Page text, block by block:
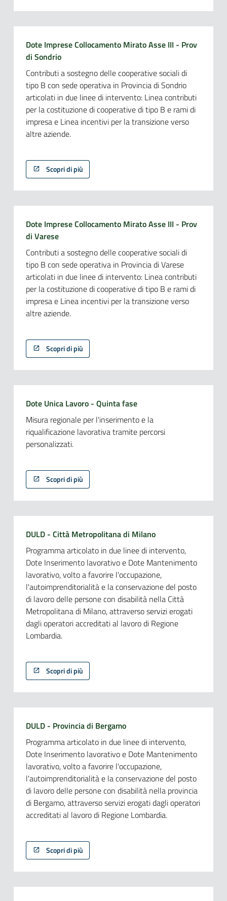
Dote Imprese Collocamento Mirato Asse III - Prov
di Sondrio
Contributi a sostegno delle cooperative sociali di
tipo B con sede operativa in Provincia di Sondrio
articolati in due linee di intervento: Linea contributi
per la costituzione di cooperative di tipo B e rami di
impresa e Linea incentivi per la transizione verso
altre aziende.
Scopri di più
Dote Imprese Collocamento Mirato Asse III - Prov
di Varese
Contributi a sostegno delle cooperative sociali di
tipo B con sede operativa in Provincia di Varese
articolati in due linee di intervento: Linea contributi
per la costituzione di cooperative di tipo B e rami di
impresa e Linea incentivi per la transizione verso
altre aziende.
Scopri di più
Dote Unica Lavoro - Quinta fase
Misura regionale per l'inserimento e la
riqualificazione lavorativa tramite percorsi
personalizzati.
Scopri di più
DULD - Città Metropolitana di Milano
Programma articolato in due linee di intervento,
Dote Inserimento lavorativo e Dote Mantenimento
lavorativo, volto a favorire l'occupazione,
l'autoimprenditorialità e la conservazione del posto
di lavoro delle persone con disabilità nella Città
Metropolitana di Milano, attraverso servizi erogati
dagli operatori accreditati al lavoro di Regione
Lombardia.
Scopri di più
DULD - Provincia di Bergamo
Programma articolato in due linee di intervento,
Dote Inserimento lavorativo e Dote Mantenimento
lavorativo, volto a favorire l'occupazione,
l'autoimprenditorialità e la conservazione del posto
di lavoro delle persone con disabilità nella provincia
di Bergamo, attraverso servizi erogati dagli operatori
accreditati al lavoro di Regione Lombardia.
Scopri di più